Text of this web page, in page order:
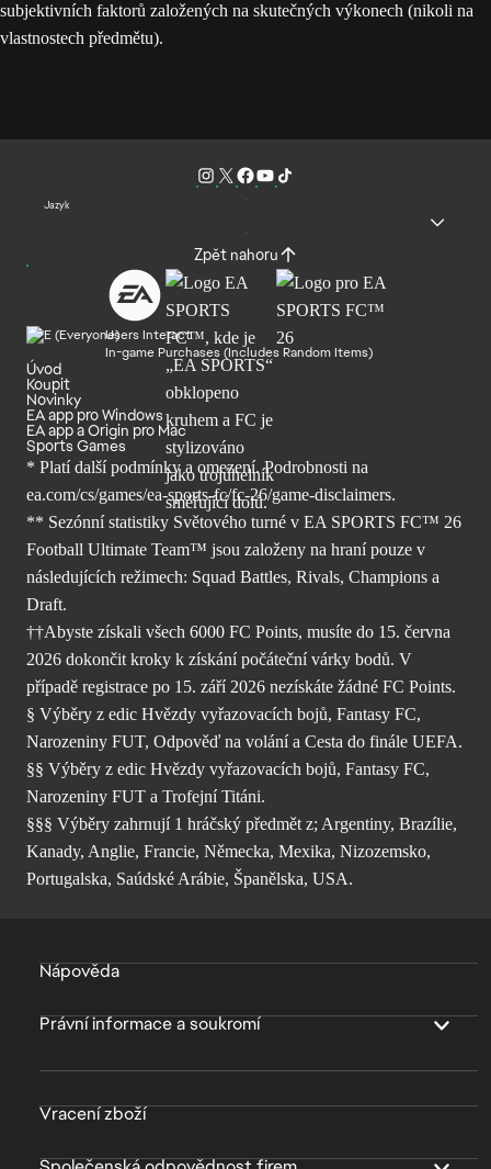
subjektivních faktorů založených na skutečných výkonech (nikoli na
vlastnostech předmětu).
Jazyk
Zpět nahoru
Users Interact
In-game Purchases (Includes Random Items)
Úvod
Koupit
Novinky
EA app pro Windows
EA app a Origin pro Mac
Sports Games
* Platí další podmínky a omezení. Podrobnosti na
ea.com/cs/games/ea-sports-fc/fc-26/game-disclaimers.
** Sezónní statistiky Světového turné v EA SPORTS FC™ 26
Football Ultimate Team™ jsou založeny na hraní pouze v
následujících režimech: Squad Battles, Rivals, Champions a
Draft.
††Abyste získali všech 6000 FC Points, musíte do 15. června
2026 dokončit kroky k získání počáteční várky bodů. V
případě registrace po 15. září 2026 nezískáte žádné FC Points.
§ Výběry z edic Hvězdy vyřazovacích bojů, Fantasy FC,
Narozeniny FUT, Odpověď na volání a Cesta do finále UEFA.
§§ Výběry z edic Hvězdy vyřazovacích bojů, Fantasy FC,
Narozeniny FUT a Trofejní Titáni.
§§§ Výběry zahrnují 1 hráčský předmět z; Argentiny, Brazílie,
Kanady, Anglie, Francie, Německa, Mexika, Nizozemsko,
Portugalska, Saúdské Arábie, Španělska, USA.
Nápověda
Právní informace a soukromí
Vracení zboží